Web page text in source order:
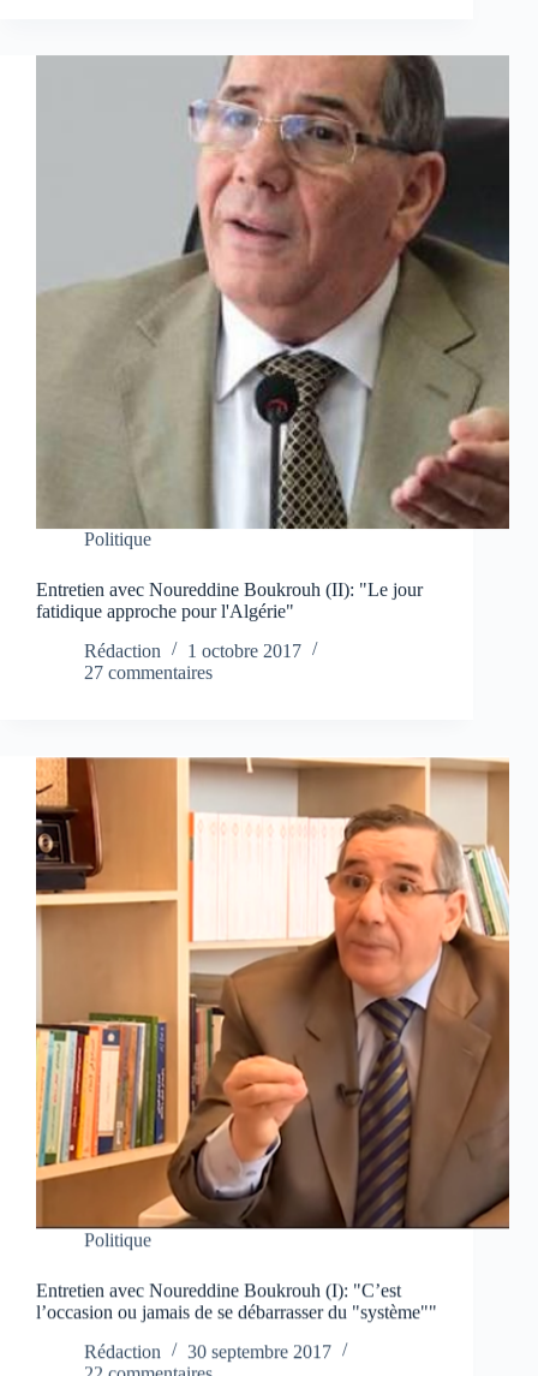
Politique
Entretien avec Noureddine Boukrouh (II): "Le jour
fatidique approche pour l'Algérie"
Rédaction
1 octobre 2017
27 commentaires
Politique
Entretien avec Noureddine Boukrouh (I): "C’est
l’occasion ou jamais de se débarrasser du "système""
Rédaction
30 septembre 2017